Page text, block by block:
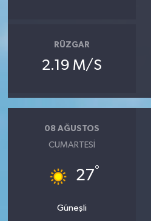
RÜZGAR
2.19 M/S
08 AĞUSTOS
CUMARTESI
27°
Güneşli